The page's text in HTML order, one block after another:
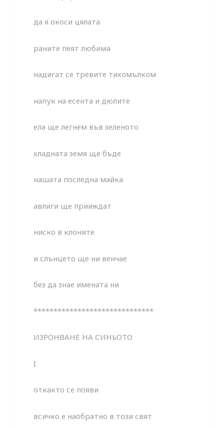
да я окоси цялата
раните пеят любима
надигат се тревите тихомълком
напук на есента и дюлите
ела ще легнем във зеленото
хладната земя ще бъде
нашата последна майка
авлиги ще прииждат
ниско в клоните
и слънцето ще ни венчае
без да знае имената ни
******************************
ИЗРОНВАНЕ НА СИНЬОТО
I
откакто се появи
всичко е наобратно в този свят